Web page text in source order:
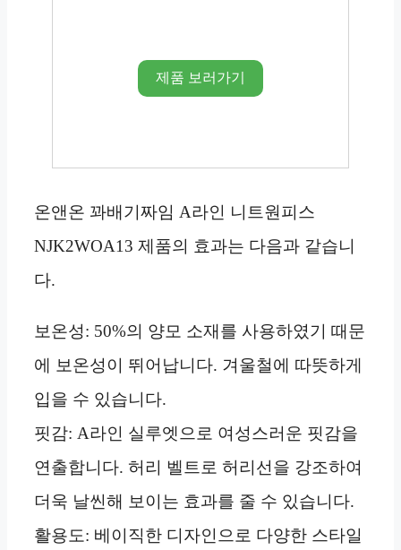
제품 보러가기
온앤온 꽈배기짜임 A라인 니트원피스
NJK2WOA13 제품의 효과는 다음과 같습니
다.
보온성: 50%의 양모 소재를 사용하였기 때문
에 보온성이 뛰어납니다. 겨울철에 따뜻하게
입을 수 있습니다.
핏감: A라인 실루엣으로 여성스러운 핏감을
연출합니다. 허리 벨트로 허리선을 강조하여
더욱 날씬해 보이는 효과를 줄 수 있습니다.
활용도: 베이직한 디자인으로 다양한 스타일